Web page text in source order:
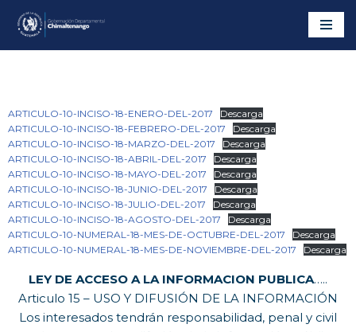
Saltar
ARTICULO-10-INCISO-18-ENERO-DEL-2017
Descarga
ARTICULO-10-INCISO-18-FEBRERO-DEL-2017
Descarga
ARTICULO-10-INCISO-18-MARZO-DEL-2017
Descarga
ARTICULO-10-INCISO-18-ABRIL-DEL-2017
Descarga
ARTICULO-10-INCISO-18-MAYO-DEL-2017
Descarga
ARTICULO-10-INCISO-18-JUNIO-DEL-2017
Descarga
ARTICULO-10-INCISO-18-JULIO-DEL-2017
Descarga
ARTICULO-10-INCISO-18-AGOSTO-DEL-2017
Descarga
ARTICULO-10-NUMERAL-18-MES-DE-OCTUBRE-DEL-2017
Descarga
ARTICULO-10-NUMERAL-18-MES-DE-NOVIEMBRE-DEL-2017
Descarga
LEY DE ACCESO A LA INFORMACION PUBLICA…..
Articulo 15 – USO Y DIFUSIÓN DE LA INFORMACIÓN
Los interesados tendrán responsabilidad, penal y civil